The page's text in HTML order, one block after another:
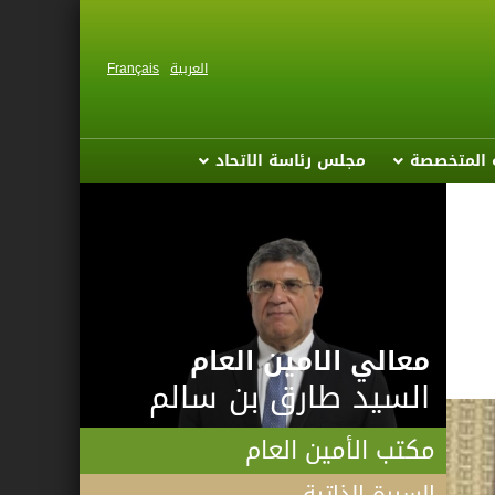
العربية Français
المتخصصة مجلس رئاسة الاتحاد
معالي الامين العام
السيد طارق بن سالم
مكتب الأمين العام